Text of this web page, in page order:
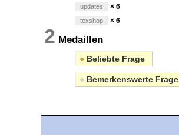
updates × 6
texshop × 6
2 Medaillen
● Beliebte Frage
● Bemerkenswerte Frage